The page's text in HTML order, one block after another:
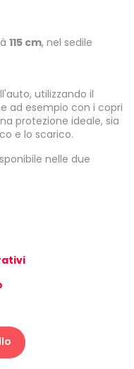
115 cm, nel sedile
utilizzando il
ad esempio con i copri
protezione ideale, sia
e lo scarico.
nelle due